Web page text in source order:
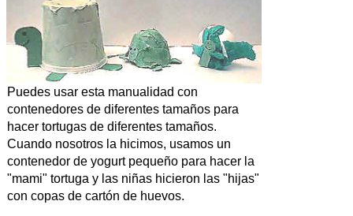
Puedes usar esta manualidad con
contenedores de diferentes tamaños para
hacer tortugas de diferentes tamaños.
Cuando nosotros la hicimos, usamos un
contenedor de yogurt pequeño para hacer la
"mami" tortuga y las niñas hicieron las "hijas"
con copas de cartón de huevos.